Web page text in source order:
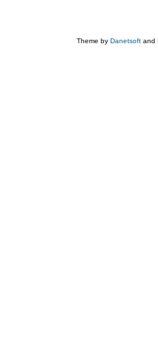
Theme by Danetsoft and